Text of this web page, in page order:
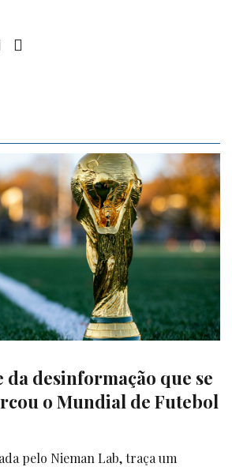
desinformação que se
o Mundial de Futebol
pelo Nieman Lab, traça um